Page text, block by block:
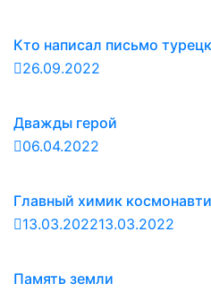
Кто написал письмо
26.09.2022
Дважды герой
06.04.2022
Главный химик
13.03.202213.03.2022
Память земли